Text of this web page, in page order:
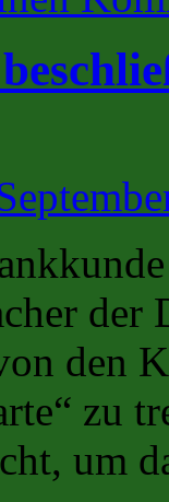
der
den
zu
um